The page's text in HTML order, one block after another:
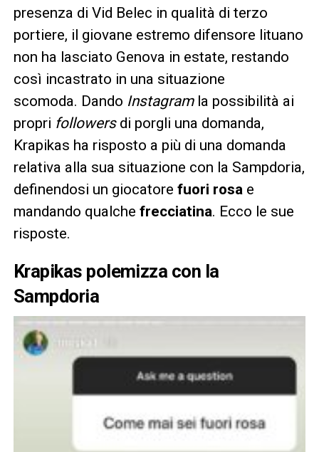
presenza di Vid Belec in qualità di terzo
portiere, il giovane estremo difensore lituano
non ha lasciato Genova in estate, restando
così incastrato in una situazione
scomoda. Dando Instagramla possibilità ai
propri followersdi porgli una domanda,
Krapikas ha risposto a più di una domanda
relativa alla sua situazione con la Sampdoria,
definendosi un giocatore fuori rosa e
mandando qualche frecciatina. Ecco le sue
risposte.
Krapikas polemizza con la
Sampdoria